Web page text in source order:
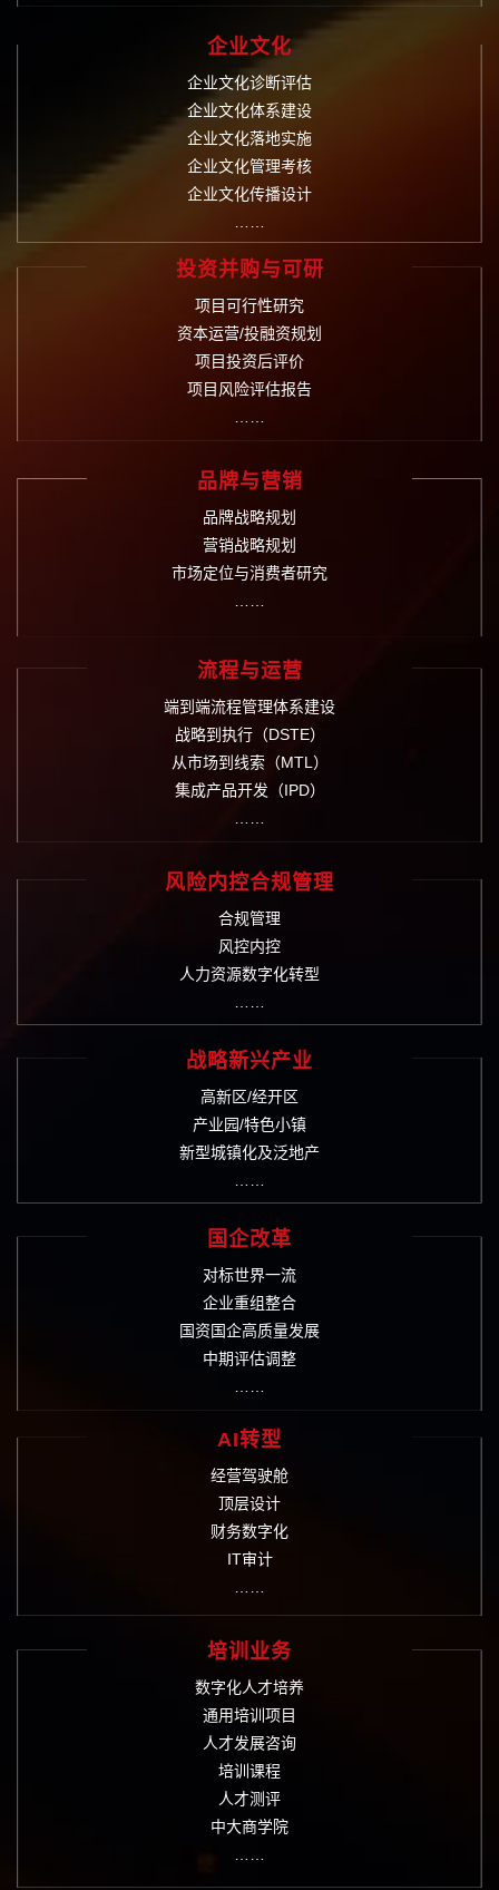
企业文化
企业文化诊断评估
企业文化体系建设
企业文化落地实施
企业文化管理考核
企业文化传播设计
……
投资并购与可研
项目可行性研究
资本运营/投融资规划
项目投资后评价
项目风险评估报告
……
品牌与营销
品牌战略规划
营销战略规划
市场定位与消费者研究
……
流程与运营
端到端流程管理体系建设
战略到执行（DSTE）
从市场到线索（MTL）
集成产品开发（IPD）
……
风险内控合规管理
合规管理
风控内控
人力资源数字化转型
……
战略新兴产业
高新区/经开区
产业园/特色小镇
新型城镇化及泛地产
……
国企改革
对标世界一流
企业重组整合
国资国企高质量发展
中期评估调整
……
AI转型
经营驾驶舱
顶层设计
财务数字化
IT审计
……
培训业务
数字化人才培养
通用培训项目
人才发展咨询
培训课程
人才测评
中大商学院
……